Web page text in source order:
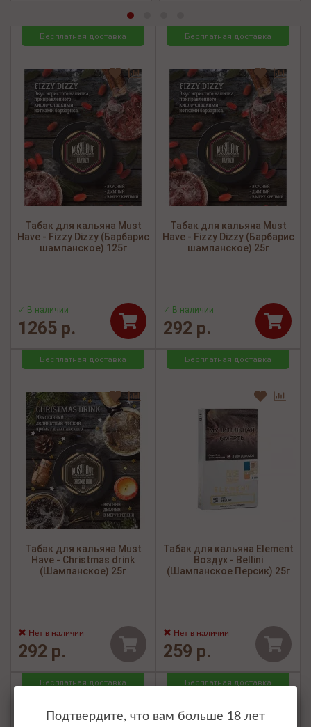
Бесплатная доставка
Табак для кальяна Must
Have - Fizzy Dizzy (Барбарис
шампанское) 125г
✓ В наличии
1265 р.
Бесплатная доставка
Табак для кальяна Must
Have - Fizzy Dizzy (Барбарис
шампанское) 25г
✓ В наличии
292 р.
Бесплатная доставка
Табак для кальяна Must
Have - Christmas drink
(Шампанское) 25г
Нет в наличии
292 р.
Бесплатная доставка
Табак для кальяна Element
Воздух - Bellini
(Шампанское Персик) 25г
Нет в наличии
259 р.
Бесплатная доставка Бесплатная доставка
Подтвердите, что вам больше 18 лет